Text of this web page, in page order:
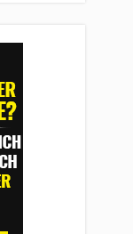
the next time I